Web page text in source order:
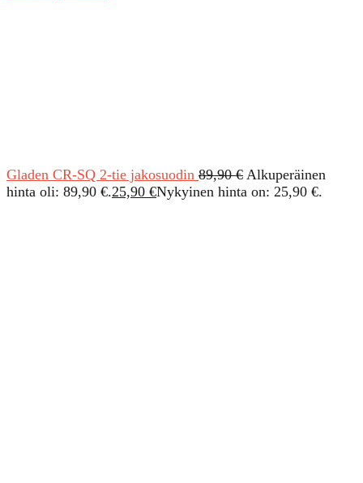
Gladen CR-SQ 2-tie jakosuodin 89,90€ Alkuperäinen
hinta oli: 89,90 €.25,90 €Nykyinen hinta on: 25,90 €.